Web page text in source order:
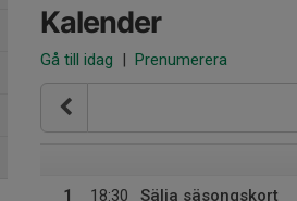
Kalender
Gå till idag | Prenumerera
1
18:30
Sälja säsongskort